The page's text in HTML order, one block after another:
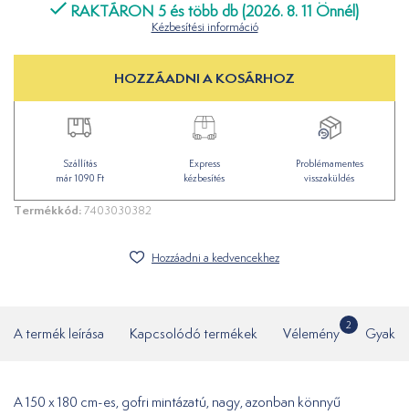
RAKTÁRON 5 és több db (2026. 8. 11 Önnél)
Kézbesítési információ
HOZZÁADNI A KOSÁRHOZ
Szállítás
már 1090 Ft
Express
kézbesítés
Problémamentes
visszaküldés
Termékkód:7403030382
Hozzáadni a kedvencekhez
A termék leírása Kapcsolódó termékek Vélemény
2
A 150 x 180 cm-es, gofri mintázatú, nagy, azonban könnyű